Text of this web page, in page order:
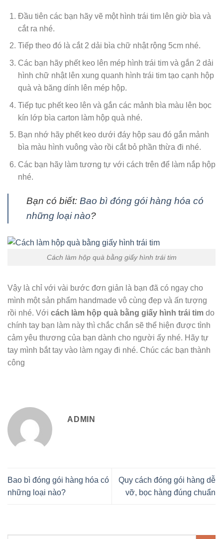
Đầu tiên các bạn hãy vẽ một hình trái tim lên giờ bìa và
cắt ra nhé.
Tiếp theo đó là cắt 2 dải bìa chữ nhật rộng 5cm nhé.
Các bạn hãy phết keo lên mép hình trái tim và gắn 2 dải
hình chữ nhật lên xung quanh hình trái tim tạo cạnh hộp
quà và băng dính lên mép hộp.
Tiếp tục phết keo lên và gắn các mảnh bìa màu lên bọc
kín lớp bìa carton làm hộp quà nhé.
Bạn nhớ hãy phết keo dưới đáy hộp sau đó gắn mảnh
bìa màu hình vuông vào rồi cắt bỏ phần thừa đi nhé.
Các bạn hãy làm tương tự với cách trên để làm nắp hộp
nhé.
Bạn có biết: Bao bì đóng gói hàng hóa có
những loại nào?
Cách làm hộp quà bằng giấy hình trái tim
Vậy là chỉ với vài bước đơn giản là bạn đã có ngay cho
mình một sản phẩm handmade vô cùng đẹp và ấn tượng
rồi nhé. Với cách làm hộp quà bằng giấy hình trái tim do
chính tay bạn làm này thì chắc chắn sẽ thể hiện được tình
cảm yêu thương của bạn dành cho người ấy nhé. Hãy tự
tay mình bắt tay vào làm ngay đi nhé. Chúc các bạn thành
công
ADMIN
Bao bì đóng gói hàng hóa có
những loại nào?
Quy cách đóng gói hàng dễ
vỡ, bọc hàng đúng chuẩn